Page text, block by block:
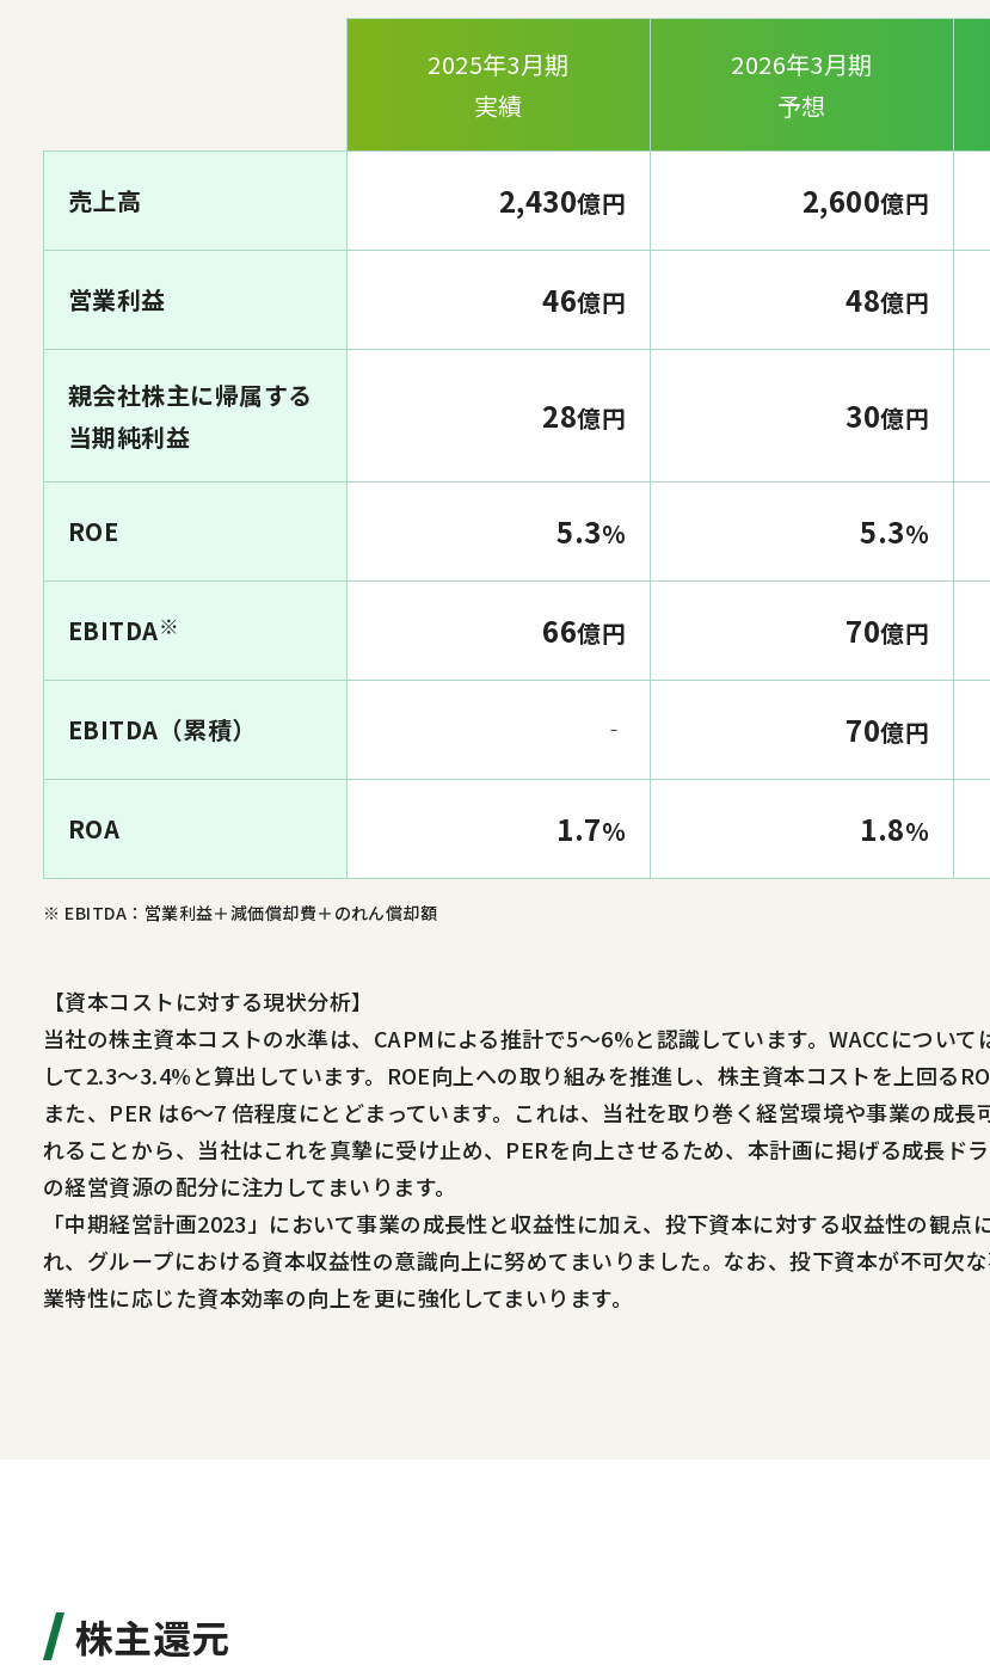
2025年3月期
実績
2026年3月期
予想
売上高 2,430億円 2,600億円
営業利益 46億円 48億円
親会社株主に帰属する
当期純利益
28億円 30億円
ROE 5.3% 5.3%
EBITDA※ 66億円 70億円
EBITDA（累積） ‐ 70億円
ROA 1.7％ 1.8％
※ EBITDA：営業利益＋減価償却費＋のれん償却額
【資本コストに対する現状分析】
当社の株主資本コストの水準は、CAPMによる推計で5～6%と認識しています。WACCについ
して2.3～3.4%と算出しています。ROE向上への取り組みを推進し、株主資本コストを上回る
また、PER は6～7 倍程度にとどまっています。これは、当社を取り巻く経営環境や事業の成
れることから、当社はこれを真摯に受け止め、PERを向上させるため、本計画に掲げる成長ド
の経営資源の配分に注力してまいります。
「中期経営計画2023」において事業の成長性と収益性に加え、投下資本に対する収益性の観
れ、グループにおける資本収益性の意識向上に努めてまいりました。なお、投下資本が不可欠
業特性に応じた資本効率の向上を更に強化してまいります。
株主還元